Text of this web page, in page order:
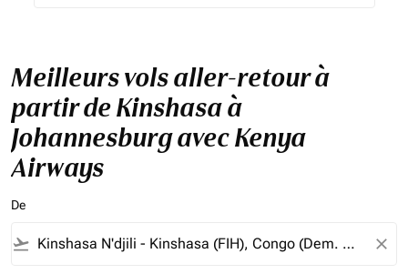
Meilleurs vols aller-retour à
partir de Kinshasa à
Johannesburg avec Kenya
Airways
De
flight_takeoff close